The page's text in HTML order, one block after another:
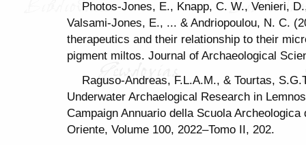
Photos-Jones, E., Knapp, C. W., Venieri,
Valsami-Jones, E., ... & Andriopoulou, N. C.
therapeutics and their relationship to their
pigment miltos. Journal of Archaeological
Raguso-Andreas, F.L.A.M., & Tourtas,
Underwater Archaelogical Research in
Campaign Annuario della Scuola
Oriente, Volume 100, 2022–Tomo II, 202.